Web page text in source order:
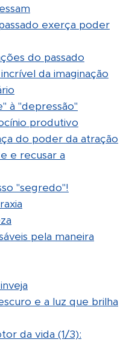
exerça poder
do passado
da imaginação
à "depressão"
produtivo
do poder da atração
e recusar a
"segredo"!
pela maneira
e a luz que brilha
da vida (1/3):